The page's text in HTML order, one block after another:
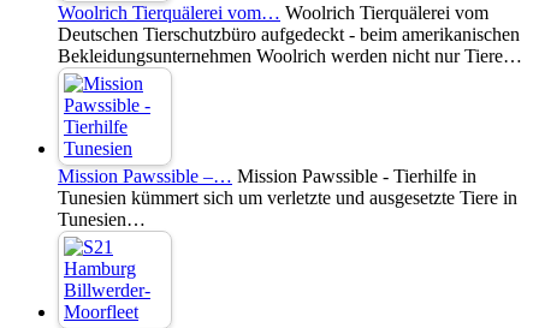
Woolrich Tierquälerei vom… Woolrich Tierquälerei vom
Deutschen Tierschutzbüro aufgedeckt - beim amerikanischen
Bekleidungsunternehmen Woolrich werden nicht nur Tiere…
Mission Pawssible –… Mission Pawssible - Tierhilfe in
Tunesien kümmert sich um verletzte und ausgesetzte Tiere in
Tunesien…